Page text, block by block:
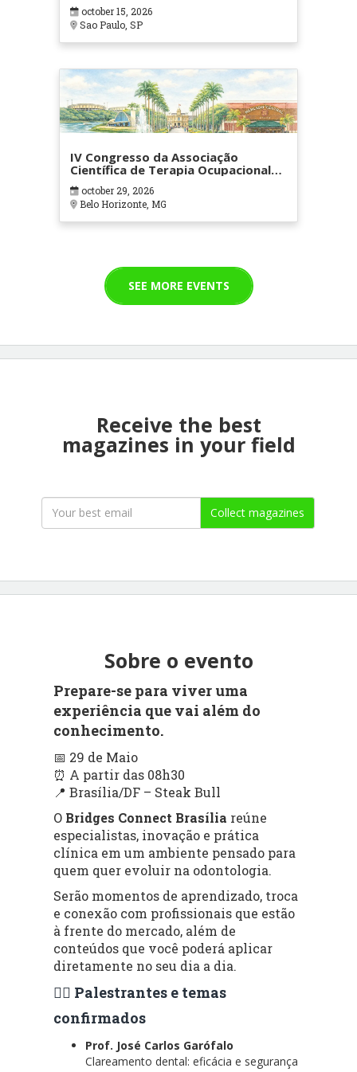
october 15, 2026
Sao Paulo, SP
IV Congresso da Associação
Científica de Terapia Ocupacional
em Contextos Hospitalares e
Cuidados Paliativos - ATOHOSP
october 29, 2026
Belo Horizonte, MG
SEE MORE EVENTS
Receive the best
magazines in your field
Collect magazines
Sobre o evento
Prepare-se para viver uma
experiência que vai além do
conhecimento.
📅 29 de Maio
⏰ A partir das 08h30
📍 Brasília/DF – Steak Bull
O Bridges Connect Brasília reúne
especialistas, inovação e prática
clínica em um ambiente pensado para
quem quer evoluir na odontologia.
Serão momentos de aprendizado, troca
e conexão com profissionais que estão
à frente do mercado, além de
conteúdos que você poderá aplicar
diretamente no seu dia a dia.
👨‍⚕️ Palestrantes e temas
confirmados
Prof. José Carlos Garófalo
Clareamento dental: eficácia e segurança